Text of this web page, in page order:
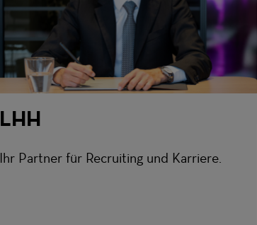
LHH
Ihr Partner für Recruiting und Karriere.